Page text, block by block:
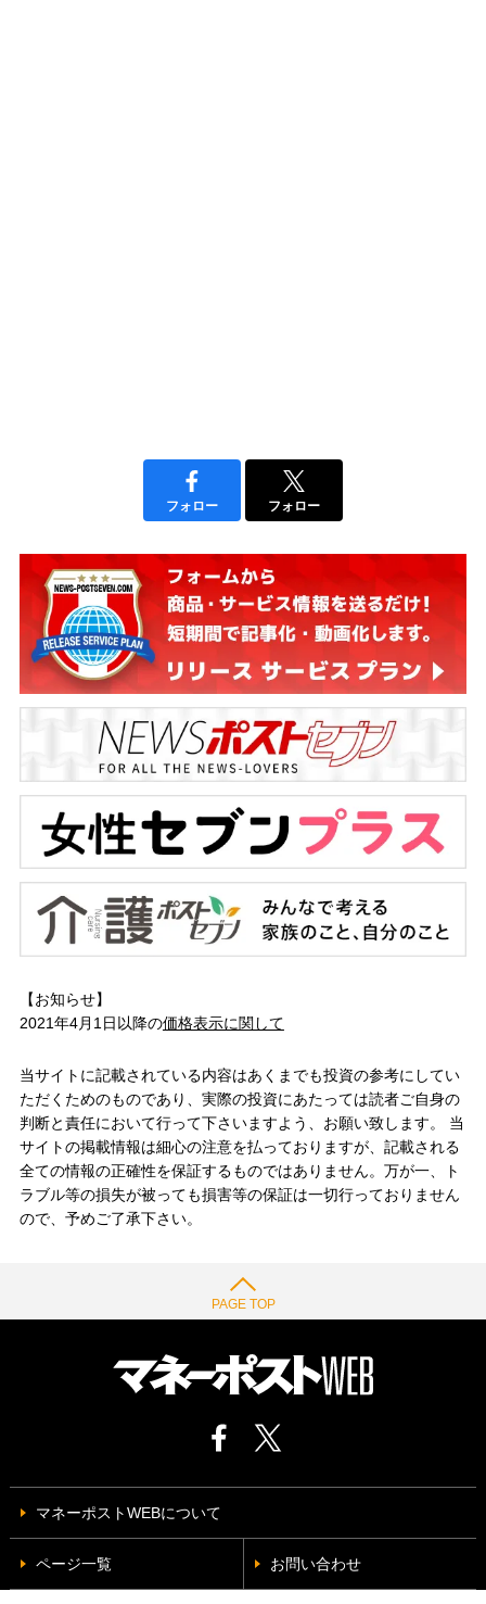
フォロー フォロー
【お知らせ】
2021年4月1日以降の価格表示に関して
当サイトに記載されている内容はあくまでも投資の参考にしてい
ただくためのものであり、実際の投資にあたっては読者ご自身の
判断と責任において行って下さいますよう、お願い致します。 当
サイトの掲載情報は細心の注意を払っておりますが、記載される
全ての情報の正確性を保証するものではありません。万が一、ト
ラブル等の損失が被っても損害等の保証は一切行っておりません
ので、予めご了承下さい。
PAGE TOP
マネーポストWEBについて
ページ一覧 お問い合わせ